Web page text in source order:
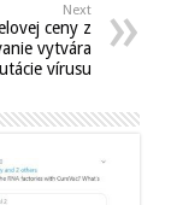
Next
ceny z
vytvára
vírusu